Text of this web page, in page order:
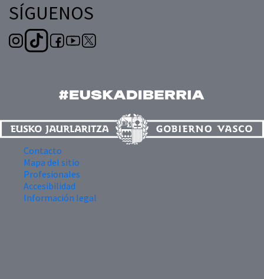
SÍGUENOS
Contacto
Mapa del sitio
Profesionales
Accesibilidad
Información legal